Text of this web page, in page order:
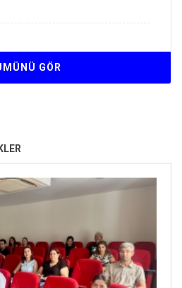
almaya hak kazanmıştır.
GÖR